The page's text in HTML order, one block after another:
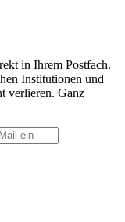
in Ihrem Postfach.
Institutionen und
verlieren. Ganz